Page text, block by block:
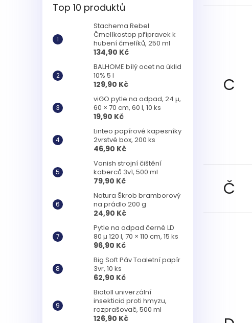
Top 10 produktů
Stachema Rebel
Čmelíkostop přípravek k
hubení čmelíků, 250 ml
134,90 Kč
BALHOME bílý ocet na úklid
10% 5 l
129,90 Kč
viGO pytle na odpad, 24 µ,
60 × 70 cm, 60 l, 10 ks
19,90 Kč
Linteo papírové kapesníky
2vrstvé box, 200 ks
46,90 Kč
Vanish strojní čištění
koberců 3v1, 500 ml
79,90 Kč
Natura Škrob bramborový
na prádlo 200 g
24,90 Kč
Pytle na odpad černé LD
80 µ 120 l, 70 × 110 cm, 15 ks
96,90 Kč
Big Soft Páv Toaletní papír
3vr, 10 ks
62,90 Kč
Biotoll univerzální
insekticid proti hmyzu,
rozprašovač, 500 ml
126,90 Kč
C
Č